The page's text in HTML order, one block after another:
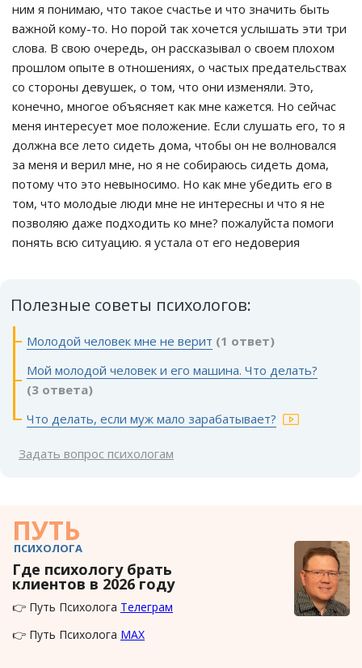
ним я понимаю, что такое счастье и что значить быть
важной кому-то. Но порой так хочется услышать эти три
слова. В свою очередь, он рассказывал о своем плохом
прошлом опыте в отношениях, о частых предательствах
со стороны девушек, о том, что они изменяли. Это,
конечно, многое объясняет как мне кажется. Но сейчас
меня интересует мое положение. Если слушать его, то я
должна все лето сидеть дома, чтобы он не волновался
за меня и верил мне, но я не собираюсь сидеть дома,
потому что это невыносимо. Но как мне убедить его в
том, что молодые люди мне не интересны и что я не
позволяю даже подходить ко мне? пожалуйста помоги
понять всю ситуацию. я устала от его недоверия
Полезные советы психологов:
Молодой человек мне не верит (1 ответ)
Мой молодой человек и его машина. Что делать?
(3 ответа)
Что делать, если муж мало зарабатывает?
Задать вопрос психологам
ПУТЬ
ПСИХОЛОГА
Где психологу брать
клиентов в 2026 году
👉 Путь Психолога Телеграм
👉 Путь Психолога MAX